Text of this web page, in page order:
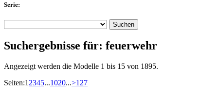
Serie:
Suchergebnisse für: feuerwehr
Angezeigt werden die Modelle 1 bis 15 von 1895.
Seiten:1 2345...1020...>127